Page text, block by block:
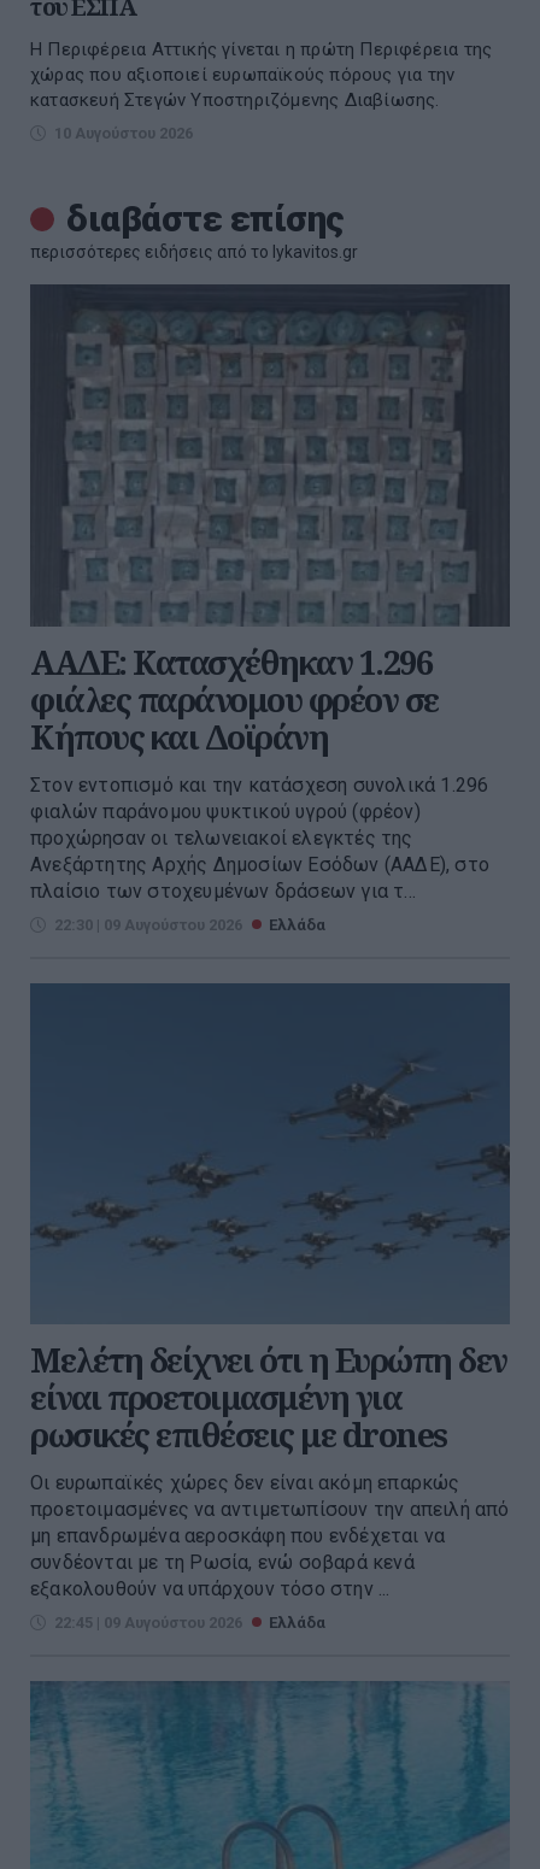
του ΕΣΠΑ
Η Περιφέρεια Αττικής γίνεται η πρώτη Περιφέρεια της
χώρας που αξιοποιεί ευρωπαϊκούς πόρους για την
κατασκευή Στεγών Υποστηριζόμενης Διαβίωσης.
10 Αυγούστου 2026
διαβάστε επίσης
περισσότερες ειδήσεις από το lykavitos.gr
ΑΑΔΕ: Κατασχέθηκαν 1.296
φιάλες παράνομου φρέον σε
Κήπους και Δοϊράνη
Στον εντοπισμό και την κατάσχεση συνολικά 1.296
φιαλών παράνομου ψυκτικού υγρού (φρέον)
προχώρησαν οι τελωνειακοί ελεγκτές της
Ανεξάρτητης Αρχής Δημοσίων Εσόδων (ΑΑΔΕ), στο
πλαίσιο των στοχευμένων δράσεων για τ...
22:30 | 09 Αυγούστου 2026 Ελλάδα
Μελέτη δείχνει ότι η Ευρώπη δεν
είναι προετοιμασμένη για
ρωσικές επιθέσεις με drones
Οι ευρωπαϊκές χώρες δεν είναι ακόμη επαρκώς
προετοιμασμένες να αντιμετωπίσουν την απειλή από
μη επανδρωμένα αεροσκάφη που ενδέχεται να
συνδέονται με τη Ρωσία, ενώ σοβαρά κενά
εξακολουθούν να υπάρχουν τόσο στην ...
22:45 | 09 Αυγούστου 2026 Ελλάδα